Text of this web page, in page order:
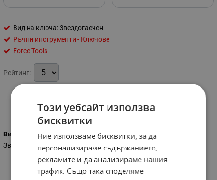
Вид на ключа: Звездогаечен
Ръчни инструменти - Ключове
Force Tools
Рейтинг:
Характеристики
Вид на ключа
Звездогаечен
Този уебсайт използва
бисквитки
Ние използваме бисквитки, за да
персонализираме съдържанието,
рекламите и да анализираме нашия
трафик. Също така споделяме